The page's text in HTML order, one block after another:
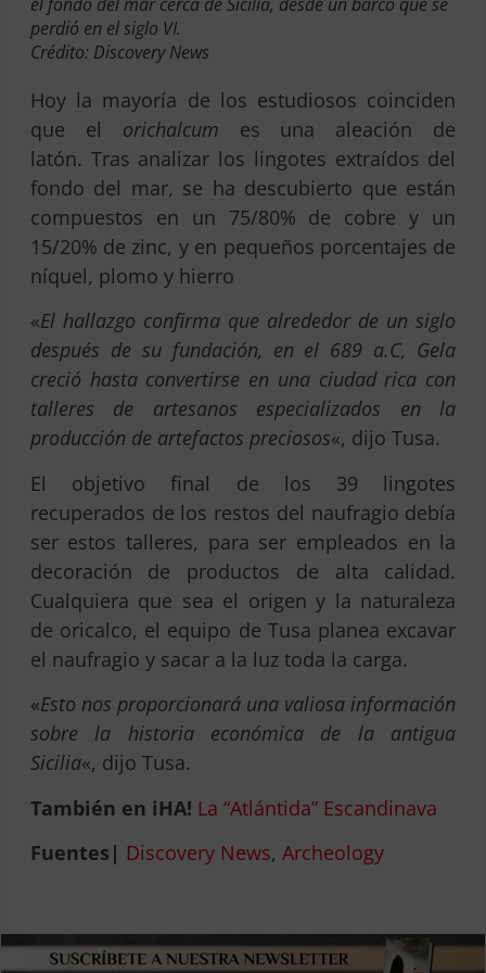
perdió en el siglo VI.
Crédito: Discovery News
Hoy la mayoría de los estudiosos coinciden
que el orichalcum es una aleación de
latón. Tras analizar los lingotes extraídos del
fondo del mar, se ha descubierto que están
compuestos en un 75/80% de cobre y un
15/20% de zinc, y en pequeños porcentajes de
níquel, plomo y hierro
«El hallazgo confirma que alrededor de un siglo
después de su fundación, en el 689 a.C, Gela
creció hasta convertirse en una ciudad rica con
talleres de artesanos especializados en la
producción de artefactos preciosos«, dijo Tusa.
El objetivo final de los 39 lingotes
recuperados de los restos del naufragio debía
ser estos talleres, para ser empleados en la
decoración de productos de alta calidad.
Cualquiera que sea el origen y la naturaleza
de oricalco, el equipo de Tusa planea excavar
el naufragio y sacar a la luz toda la carga.
«Esto nos proporcionará una valiosa información
sobre la historia económica de la antigua
Sicilia«, dijo Tusa.
También en iHA! La “Atlántida” Escandinava
Fuentes| Discovery News, Archeology